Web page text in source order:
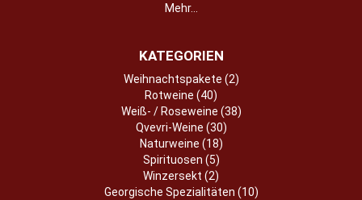
Mehr...
KATEGORIEN
Weihnachtspakete (2)
Rotweine (40)
Weiß- / Roseweine (38)
Qvevri-Weine (30)
Naturweine (18)
Spirituosen (5)
Winzersekt (2)
Georgische Spezialitäten (10)